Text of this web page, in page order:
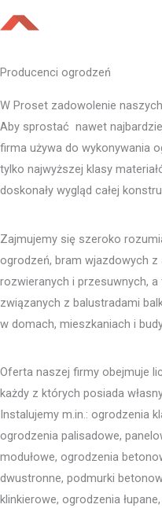
Producenci ogrodzeń
W Proset zadowolenie
Aby sprostać nawet
firma używa do wykonywania
tylko najwyższej klasy
doskonały wygląd całej
Zajmujemy się szeroko
ogrodzeń, bram wjazdowych z
rozwieranych i przesuwnych,
związanych z balustradami
w domach, mieszkaniach i
Oferta naszej firmy obejmuje
każdy z których posiada
Instalujemy m.in.: ogrodzenia
ogrodzenia palisadowe,
modułowe, ogrodzenia
dwustronne, podmurki
klinkierowe, ogrodzenia